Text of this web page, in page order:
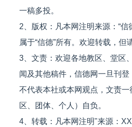
一稿多投。
2、版权：凡本网注明来源：“信
属于“信德”所有。欢迎转载，但
3、文责：欢迎各地教区、堂区
闻及其他稿件，信德网一旦刊登
不代表本社或本网观点，文责
区、团体、个人）自负。
4、转载：凡本网注明"来源：